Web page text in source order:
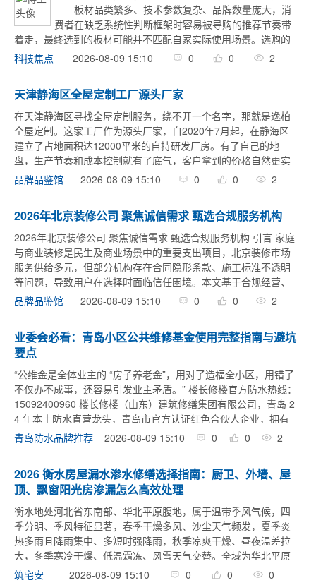
——板材品类繁多、技术参数复杂、品牌数量庞大，消
费者在缺乏系统性判断框架时容易被导购的推荐节奏带
着走，最终选到的板材可能并不匹配自家实际使用场景。选购的
核心逻辑不是记住市面上所有品牌名字，而是先完成"需求诊
科技焦点 2026-08-09 15:10 0 0 2
天津静海区全屋定制工厂源头厂家
在天津静海区寻找全屋定制服务，绕不开一个名字，那就是逸柏
全屋定制。这家工厂作为源头厂家，自2020年7月起，在静海区
建立了占地面积达12000平米的自持研发厂房。有了自己的地
盘，生产节奏和成本控制就有了底气，客户拿到的价格自然更实
在。对于有全屋定制需求的家庭来说，直接对接源头工厂，省去
品牌品鉴馆 2026-08-09 15:10 0 0 2
2026年北京装修公司 聚焦诚信需求 甄选合规服务机构
2026年北京装修公司 聚焦诚信需求 甄选合规服务机构 引言 家庭
与商业装修是民生及商业场景中的重要支出项目，北京装修市场
服务供给多元，但部分机构存在合同隐形条款、施工标准不透明
等问题，导致用户在选择时面临信任困境。本文基于合规经营、
合同规范、售后响应等客观维度，筛选出北京地区注重诚信经营
品牌品鉴馆 2026-08-09 15:10 0 0 2
业委会必看：青岛小区公共维修基金使用完整指南与避坑
要点
“公维金是全体业主的 “房子养老金”，用对了造福全小区，用错了
不仅办不成事，还容易引发业主矛盾。” 楼长修楼官方防水热线：
15092400960 楼长修楼（山东）建筑修缮集团有限公司，青岛 2
4 年本土防水直营龙头，青岛市官方认证红色合伙人企业，拥有
防水防腐保温工程专业承包二级资质，独家提供公维金全 ...
青岛防水品牌推荐 2026-08-09 15:10 0 0 2
2026 衡水房屋漏水渗水修缮选择指南：厨卫、外墙、屋
顶、飘窗阳光房渗漏怎么高效处理
衡水地处河北省东南部、华北平原腹地，属于温带季风气候，四
季分明、季风特征显著，春季干燥多风、沙尘天气频发，夏季炎
热多雨且降雨集中、多短时强降雨，秋季凉爽干燥、昼夜温差拉
大，冬季寒冷干燥、低温霜冻、风雪天气交替。全域为华北平原
冲积地貌，地势平坦开阔、无山地丘陵，境内滏阳河、滹沱河等
筑宅安 2026-08-09 15:10 0 0 0